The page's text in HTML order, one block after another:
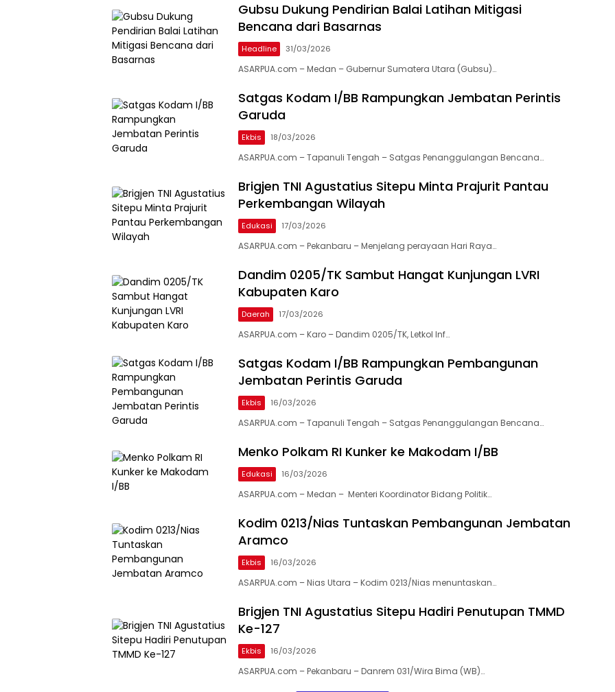
Gubsu Dukung Pendirian Balai Latihan Mitigasi
Bencana dari Basarnas
Headline 31/03/2026
ASARPUA.com – Medan – Gubernur Sumatera Utara (Gubsu)…
Satgas Kodam I/BB Rampungkan Jembatan Perintis
Garuda
Ekbis 18/03/2026
ASARPUA.com – Tapanuli Tengah – Satgas Penanggulangan Bencana…
Brigjen TNI Agustatius Sitepu Minta Prajurit Pantau
Perkembangan Wilayah
Edukasi 17/03/2026
ASARPUA.com – Pekanbaru – Menjelang perayaan Hari Raya…
Dandim 0205/TK Sambut Hangat Kunjungan LVRI
Kabupaten Karo
Daerah 17/03/2026
ASARPUA.com – Karo – Dandim 0205/TK, Letkol Inf…
Satgas Kodam I/BB Rampungkan Pembangunan
Jembatan Perintis Garuda
Ekbis 16/03/2026
ASARPUA.com – Tapanuli Tengah – Satgas Penanggulangan Bencana…
Menko Polkam RI Kunker ke Makodam I/BB
Edukasi 16/03/2026
ASARPUA.com – Medan – Menteri Koordinator Bidang Politik…
Kodim 0213/Nias Tuntaskan Pembangunan Jembatan
Aramco
Ekbis 16/03/2026
ASARPUA.com – Nias Utara – Kodim 0213/Nias menuntaskan…
Brigjen TNI Agustatius Sitepu Hadiri Penutupan TMMD
Ke-127
Ekbis 16/03/2026
ASARPUA.com – Pekanbaru – Danrem 031/Wira Bima (WB)…